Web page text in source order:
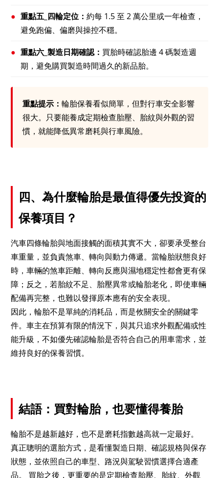
● 重點五_四輪定位：約每 1.5 至 2 萬公里或一年檢查，
避免跑偏、偏磨與操控不穩。
● 重點六_製造日期確認： 買胎時確認胎邊 4 碼製造週
期，避免購買製造時間過久的新品胎。
重點提示：輪胎保養看似簡單，但對行車安全影響
很大。只要能養成定期檢查胎壓、胎紋與外觀的習
慣，就能降低異常磨耗與行車風險。
四、為什麼輪胎是最值得優先投資的
保養項目？
汽車四條輪胎與地面接觸的面積其實不大，卻要承受整台
車重量，並負責煞車、轉向與動力傳遞。當輪胎狀態良好
時，車輛的煞車距離、轉向反應與濕地穩定性都會更有保
障；反之，若胎紋不足、胎壓異常或輪胎老化，即使車輛
配備再完整，也難以發揮原本應有的安全表現。
因此，輪胎不是單純的消耗品，而是攸關安全的關鍵零
件。車主在預算有限的情況下，與其只追求外觀配備或性
能升級，不如優先確認輪胎是否符合自己的用車需求，並
維持良好的保養習慣。
結語：買對輪胎，也要懂得養胎
輪胎不是越新越好，也不是磨耗指數越高就一定最好。
真正聰明的選胎方式，是看懂製造日期、確認規格與保存
狀態，並依照自己的車型、路況與駕駛習慣選擇合適產
品。 買胎之後，更重要的是定期檢查胎壓、胎紋、外觀